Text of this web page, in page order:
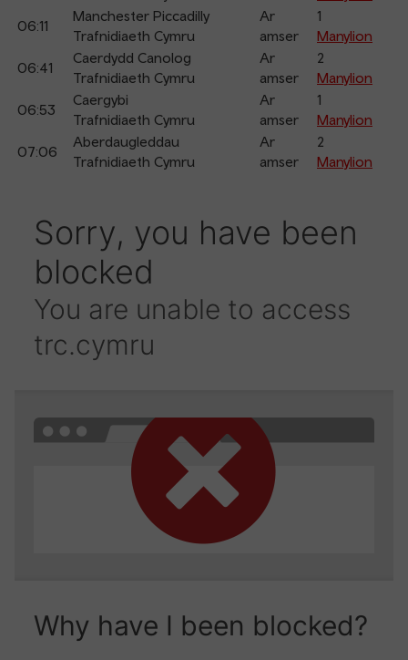
06:11
Manchester Piccadilly
Trafnidiaeth Cymru
Ar
amser
1
Manylion
06:41
Caerdydd Canolog
Trafnidiaeth Cymru
Ar
amser
2
Manylion
06:53
Caergybi
Trafnidiaeth Cymru
Ar
amser
1
Manylion
07:06
Aberdaugleddau
Trafnidiaeth Cymru
Ar
amser
2
Manylion